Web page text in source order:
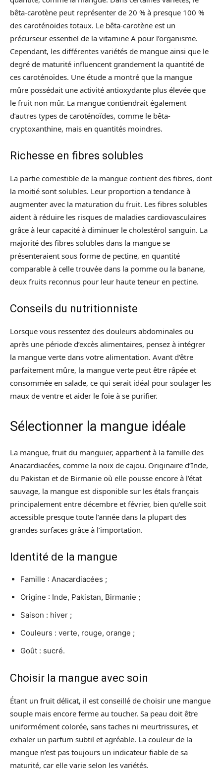
bêta-carotène peut représenter de 20 % à presque 100 %
des caroténoïdes totaux. Le bêta-carotène est un
précurseur essentiel de la vitamine A pour l’organisme.
Cependant, les différentes variétés de mangue ainsi que le
degré de maturité influencent grandement la quantité de
ces caroténoïdes. Une étude a montré que la mangue
mûre possédait une activité antioxydante plus élevée que
le fruit non mûr. La mangue contiendrait également
d’autres types de caroténoïdes, comme le bêta-
cryptoxanthine, mais en quantités moindres.
Richesse en fibres solubles
La partie comestible de la mangue contient des fibres, dont
la moitié sont solubles. Leur proportion a tendance à
augmenter avec la maturation du fruit. Les fibres solubles
aident à réduire les risques de maladies cardiovasculaires
grâce à leur capacité à diminuer le cholestérol sanguin. La
majorité des fibres solubles dans la mangue se
présenteraient sous forme de pectine, en quantité
comparable à celle trouvée dans la pomme ou la banane,
deux fruits reconnus pour leur haute teneur en pectine.
Conseils du nutritionniste
Lorsque vous ressentez des douleurs abdominales ou
après une période d’excès alimentaires, pensez à intégrer
la mangue verte dans votre alimentation. Avant d’être
parfaitement mûre, la mangue verte peut être râpée et
consommée en salade, ce qui serait idéal pour soulager les
maux de ventre et aider le foie à se purifier.
Sélectionner la mangue idéale
La mangue, fruit du manguier, appartient à la famille des
Anacardiacées, comme la noix de cajou. Originaire d’Inde,
du Pakistan et de Birmanie où elle pousse encore à l’état
sauvage, la mangue est disponible sur les étals français
principalement entre décembre et février, bien qu’elle soit
accessible presque toute l’année dans la plupart des
grandes surfaces grâce à l’importation.
Identité de la mangue
Famille : Anacardiacées ;
Origine : Inde, Pakistan, Birmanie ;
Saison : hiver ;
Couleurs : verte, rouge, orange ;
Goût : sucré.
Choisir la mangue avec soin
Étant un fruit délicat, il est conseillé de choisir une mangue
souple mais encore ferme au toucher. Sa peau doit être
uniformément colorée, sans taches ni meurtrissures, et
exhaler un parfum subtil et agréable. La couleur de la
mangue n’est pas toujours un indicateur fiable de sa
maturité, car elle varie selon les variétés.